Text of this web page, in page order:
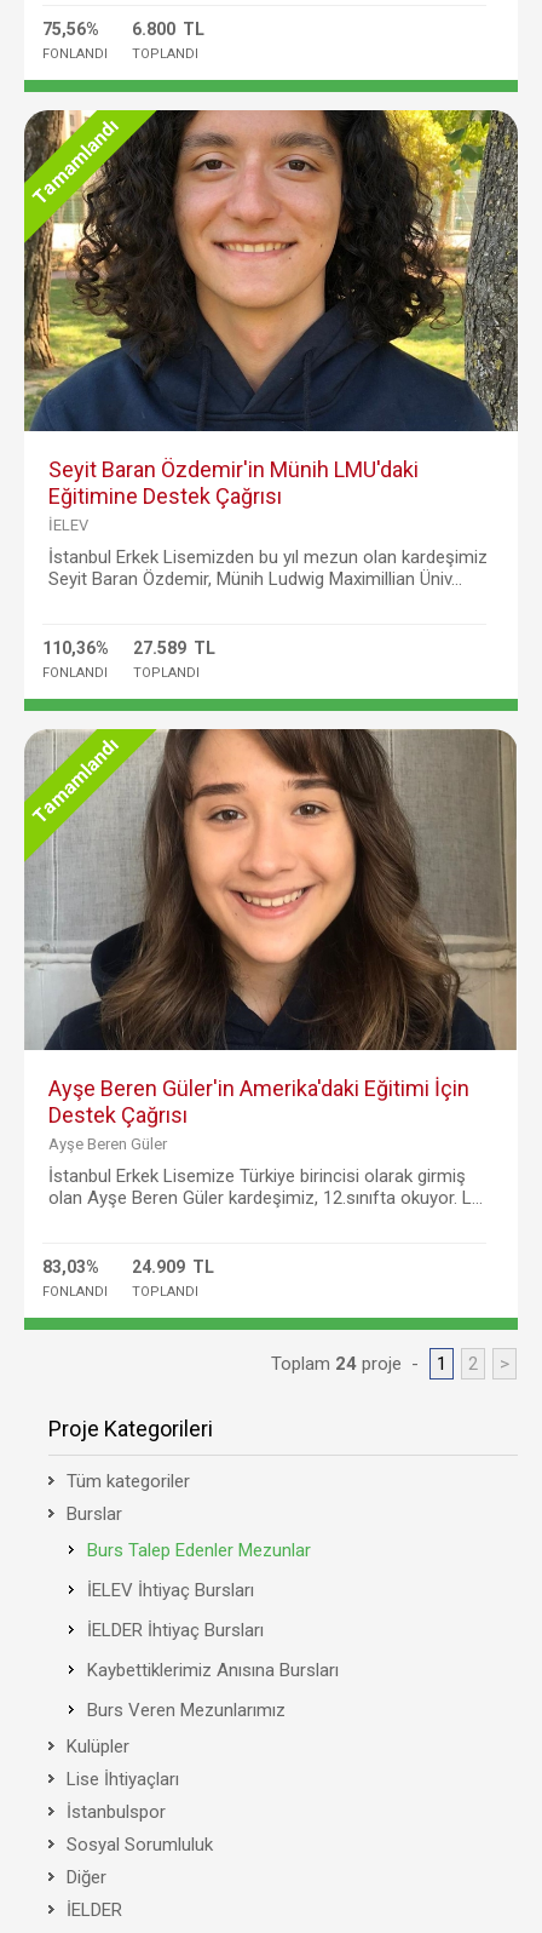
75,56%
FONLANDI
6.800 TL
TOPLANDI
Tamamlandı
Seyit Baran Özdemir'in Münih LMU'daki
Eğitimine Destek Çağrısı
İELEV
İstanbul Erkek Lisemizden bu yıl mezun olan kardeşimiz
Seyit Baran Özdemir, Münih Ludwig Maximillian Üniv...
110,36%
FONLANDI
27.589 TL
TOPLANDI
Tamamlandı
Ayşe Beren Güler'in Amerika'daki Eğitimi İçin
Destek Çağrısı
Ayşe Beren Güler
İstanbul Erkek Lisemize Türkiye birincisi olarak girmiş
olan Ayşe Beren Güler kardeşimiz, 12.sınıfta okuyor. L...
83,03%
FONLANDI
24.909 TL
TOPLANDI
Toplam 24 proje - 1 2 >
Proje Kategorileri
Tüm kategoriler
Burslar
Burs Talep Edenler Mezunlar
İELEV İhtiyaç Bursları
İELDER İhtiyaç Bursları
Kaybettiklerimiz Anısına Bursları
Burs Veren Mezunlarımız
Kulüpler
Lise İhtiyaçları
İstanbulspor
Sosyal Sorumluluk
Diğer
İELDER